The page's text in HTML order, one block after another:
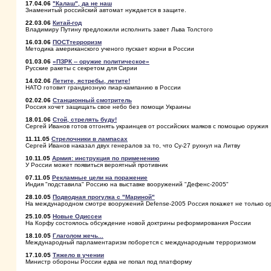
17.04.06 "Калаш", да не наш
Знаменитый российский автомат нуждается в защите.
22.03.06 Китай-год
Владимиру Путину предложили исполнить завет Льва Толстого
16.03.06 ПОСТтерроризм
Методика американского ученого пускает корни в России
01.03.06 «ПЗРК -- оружие политическое»
Русские ракеты с секретом для Сирии
14.02.06 Летите, ястребы, летите!
НАТО готовит грандиозную пиар-кампанию в России
02.02.06 Станционный смотритель
Россия хочет защищать свое небо без помощи Украины
18.01.06 Стой, стрелять буду!
Сергей Иванов готов отгонять украинцев от российских маяков с помощью оружия
11.11.05 Стрелочники в лампасах
Сергей Иванов наказал двух генералов за то, что Су-27 рухнул на Литву
10.11.05 Армия: инструкция по применению
У России может появиться вероятный противник
07.11.05 Рекламные цели на поражение
Индия "подставила" Россию на выставке вооружений "Дефенс-2005"
28.10.05 Подводная прогулка с "Мариной"
На международном смотре вооружений Defense-2005 Россия покажет не только
25.10.05 Новые Одиссеи
На Корфу состоялось обсуждение новой доктрины реформирования России
18.10.05 Глаголом жечь...
Международный парламентаризм поборется с международным терроризмом
17.10.05 Тяжело в учении
Министр обороны России едва не попал под платформу